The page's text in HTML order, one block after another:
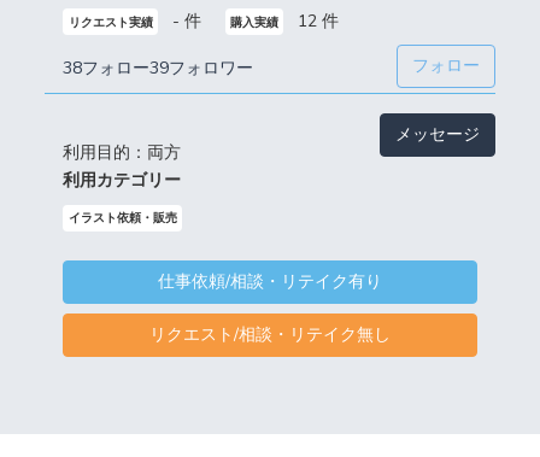
リクエスト実績 - 件 購入実績 12 件
38フォロー39フォロワー フォロー
利用目的：両方
メッセージ
利用カテゴリー
イラスト依頼・販売
仕事依頼/相談・リテイク有り
リクエスト/相談・リテイク無し